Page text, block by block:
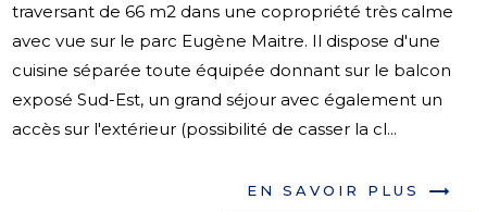
traversant de 66 m2 dans une copropriété très calme
avec vue sur le parc Eugène Maitre. Il dispose d'une
cuisine séparée toute équipée donnant sur le balcon
exposé Sud-Est, un grand séjour avec également un
accès sur l'extérieur (possibilité de casser la cl...
EN SAVOIR PLUS